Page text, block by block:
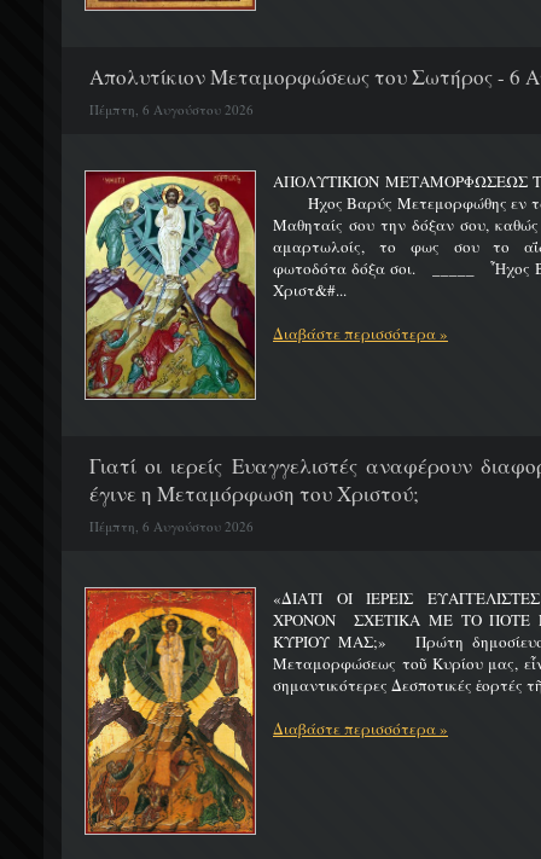
Απολυτίκιον Μεταμορφώσεως του Σωτήρος - 6
Πέμπτη, 6 Αυγούστου 2026
ΑΠΟΛΥΤΙΚΙΟΝ
Ήχος Βαρύς Μετεμορφώθης εν τω
Μαθηταίς σου την δόξαν σου,
αμαρτωλοίς, το φως σου το
φωτοδότα δόξα σοι. _____ Ἦχος
Χριστ&#...
Διαβάστε περισσότερα »
Γιατί οι ιερείς Ευαγγελιστές αναφέρουν
έγινε η Μεταμόρφωση του Χριστού;
Πέμπτη, 6 Αυγούστου 2026
«ΔΙΑΤΙ ΟΙ ΙΕΡΕΙΣ
ΧΡΟΝΟΝ ΣΧΕΤΙΚΑ ΜΕ ΤΟ ΠΟΤΕ
ΚΥΡΙΟΥ ΜΑΣ;» Πρώτη
Μεταμορφώσεως τοῦ Κυρίου μας,
σημαντικότερες Δεσποτικές ἑορτές
Διαβάστε περισσότερα »